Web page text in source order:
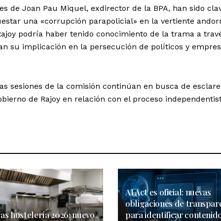
de Joan Pau Miquel, exdirector de la BPA, han sido
una «corrupción parapolicial» en la vertiente
podría haber tenido conocimiento de la trama a
su implicación en la persecución de políticos y
sesiones de la comisión continúan en busca de
de Rajoy en relación con el proceso
hostelería 2026: nuevo
AI Act es oficial: nuevas
obligaciones de
para identificar